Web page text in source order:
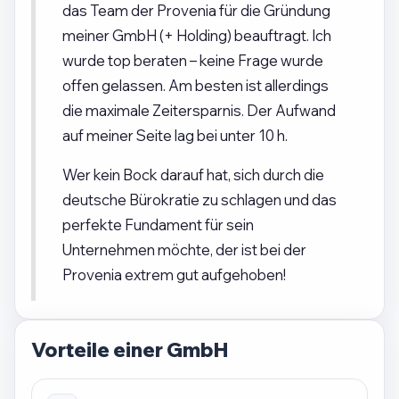
das Team der Provenia für die Gründung
meiner GmbH (+ Holding) beauftragt. Ich
wurde top beraten – keine Frage wurde
offen gelassen. Am besten ist allerdings
die maximale Zeitersparnis. Der Aufwand
auf meiner Seite lag bei unter 10 h.
Wer kein Bock darauf hat, sich durch die
deutsche Bürokratie zu schlagen und das
perfekte Fundament für sein
Unternehmen möchte, der ist bei der
Provenia extrem gut aufgehoben!
Vorteile einer GmbH